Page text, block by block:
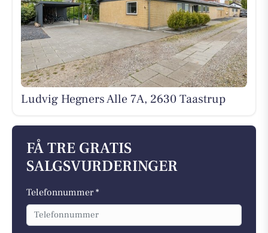
Ludvig Hegners Alle 7A, 2630 Taastrup
FÅ TRE GRATIS
SALGSVURDERINGER
Telefonnummer *